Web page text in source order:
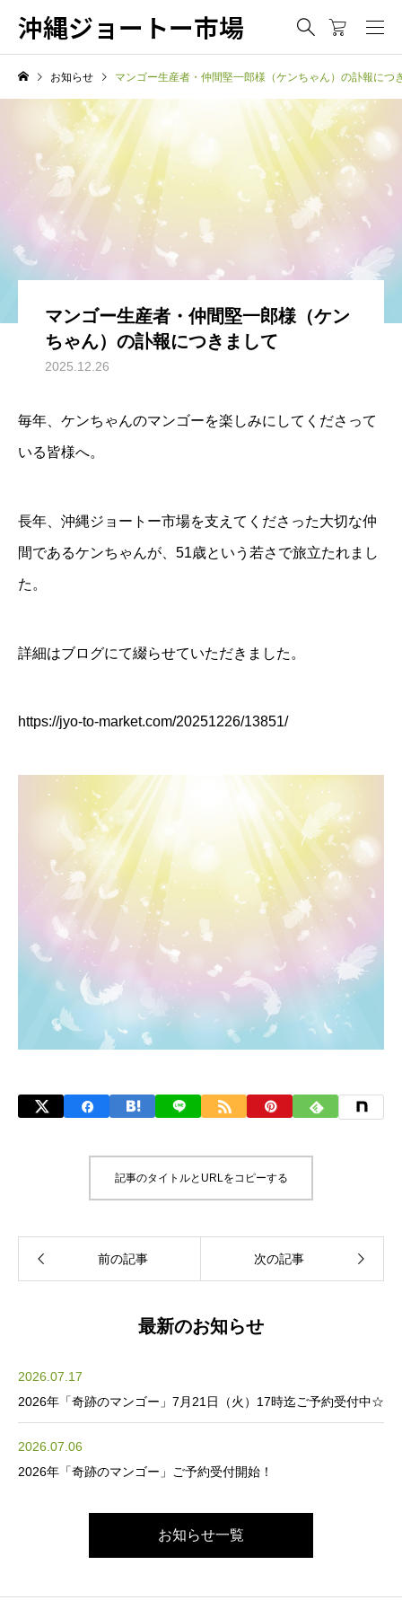
沖縄ジョートー市場
お知らせ マンゴー生産者・仲間堅一郎様（ケンちゃん）の訃報につ
マンゴー生産者・仲間堅一郎様（ケン
ちゃん）の訃報につきまして
2025.12.26
毎年、ケンちゃんのマンゴーを楽しみにしてくださって
いる皆様へ。
長年、沖縄ジョートー市場を支えてくださった大切な仲
間であるケンちゃんが、51歳という若さで旅立たれまし
た。
詳細はブログにて綴らせていただきました。
https://jyo-to-market.com/20251226/13851/
記事のタイトルとURLをコピーする
最新のお知らせ
2026.07.17
2026年「奇跡のマンゴー」7月21日（火）17時迄ご予約受付中☆
2026.07.06
2026年「奇跡のマンゴー」ご予約受付開始！
お知らせ一覧